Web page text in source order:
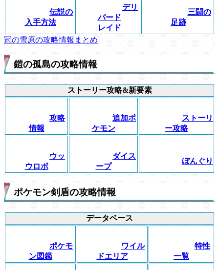
伝説の
入手方法
デリ
バード
レイド
三闘の
足跡
冠の雪原の攻略情報まとめ
鎧の孤島の攻略情報
ストーリー攻略&新要素
攻略
情報
追加ポ
ケモン
ストーリ
ー攻略
ウッ
ウロボ
ダイス
ープ
ぼんぐり
ポケモン剣盾の攻略情報
データベース
ポケモ
ン図鑑
ワイル
ドエリア
特性
一覧